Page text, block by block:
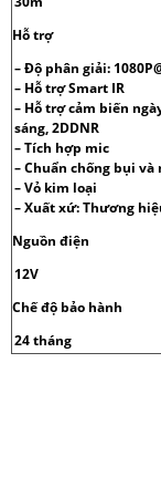
Hỗ trợ
– Độ phân giải:
– Hỗ trợ Smart IR
– Hỗ trợ cảm biến
sáng, 2DDNR
– Tích hợp mic
– Chuẩn chống bụi và
– Vỏ kim loại
– Xuất xứ: Thương
Nguồn điện
12V
Chế độ bảo hành
24 tháng